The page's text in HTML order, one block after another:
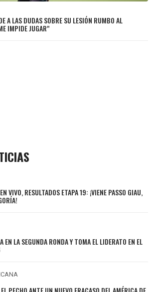
A LAS DUDAS SOBRE SU LESIÓN RUMBO AL
IMPIDE JUGAR"
VIVO, RESULTADOS ETAPA 19: ¡VIENE PASSO GIAU,
EN LA SEGUNDA RONDA Y TOMA EL LIDERATO EN EL